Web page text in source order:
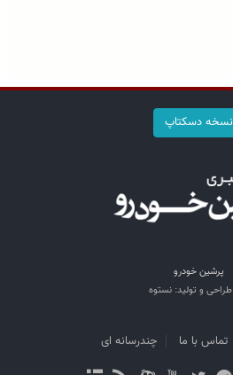
نسخه دسکتاپ
پرشین خودرو
طراحی و تولید: نستوه
تماس با ما چندرسانه ای